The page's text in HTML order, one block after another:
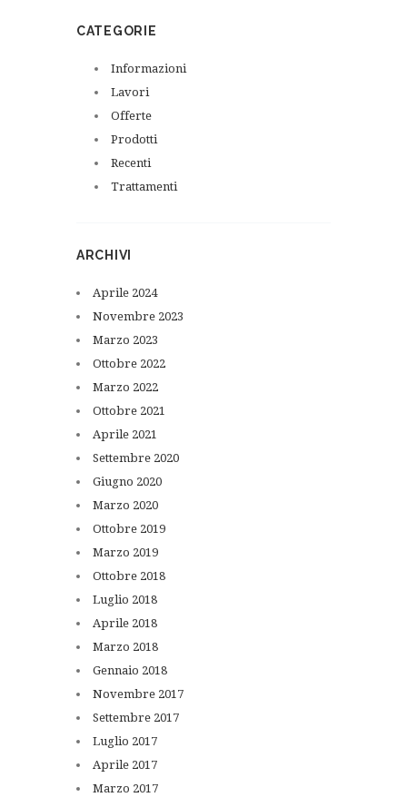
CATEGORIE
Informazioni
Lavori
Offerte
Prodotti
Recenti
Trattamenti
ARCHIVI
Aprile 2024
Novembre 2023
Marzo 2023
Ottobre 2022
Marzo 2022
Ottobre 2021
Aprile 2021
Settembre 2020
Giugno 2020
Marzo 2020
Ottobre 2019
Marzo 2019
Ottobre 2018
Luglio 2018
Aprile 2018
Marzo 2018
Gennaio 2018
Novembre 2017
Settembre 2017
Luglio 2017
Aprile 2017
Marzo 2017